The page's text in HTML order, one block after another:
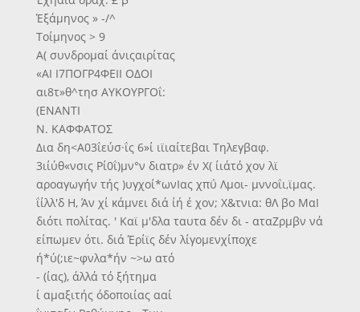
Έξάμηνος » -/^
Τοίμηνος > 9
Α( συνδρομαί άνιςαιρίτας
«ΑΙ Ι7ΠΟΓΡ4ΦΕΙΙ ΟΔΟΙ
αι8τ»θ^τησ ΑΥΚΟΥΡΓΟΐ:
(ΕΝΑΝΤΙ
Ν. ΚΑΦΦΑΤΟΣ
Δια δη<Α03ΐεύσ·ΐς 6»ί ιϊιαίτεβαι Τηλεγβαφ.
3ιίύθ«νσις Ρί0ΐ)μν°ν διατρ» έν Χ( ίιάτό χον λϊ
αροαγωγήν τής )υγχοί*ωνΙας χπΰ Λμοι- μννοΐι,ϊμας.
ΐίλλ'δ Η, Άν χί κάμνει διά ίή έ χον; Χ&τνια: θΛ βο ΜαΙ
διότι πολίτας. ' Καϊ μ'δλα ταυτα δέν δι - αταΖρμβν νά
είπωμεν ότι. διά Έρίϊς δέν λίγομενχίποχε
ή*ύ(;ιε~φνλα*ήν ~>ω ατό
- (ίας), άλλά τό ξήτημα
ί αμαξιτής όδοποιίας ααί